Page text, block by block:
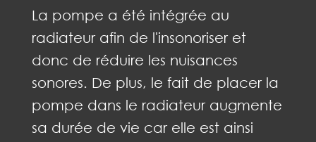
La pompe a été intégrée au
radiateur afin de l'insonoriser et
donc de réduire les nuisances
sonores. De plus, le fait de placer la
pompe dans le radiateur augmente
sa durée de vie car elle est ainsi